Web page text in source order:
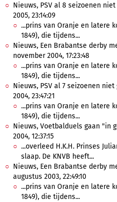
Nieuws, PSV al 8 seizoenen
2005, 23:14:09
...prins van Oranje en latere
1849), die tijdens...
Nieuws, Een Brabantse derby
november 2004, 17:23:48
...prins van Oranje en latere
1849), die tijdens...
Nieuws, PSV al 7 seizoenen
2004, 23:47:21
...prins van Oranje en latere
1849), die tijdens...
Nieuws, Voetbalduels gaan "in
2004, 12:37:15
...overleed H.K.H. Prinses
slaap. De KNVB heeft...
Nieuws, Een Brabantse derby
augustus 2003, 22:49:10
...prins van Oranje en latere
1849), die tijdens...